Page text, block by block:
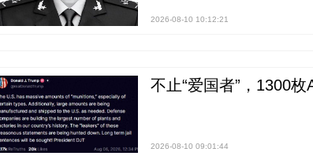
2026-08-10 10:12:21
不止“爱国者”，1300枚
2026-08-10 09:01:44